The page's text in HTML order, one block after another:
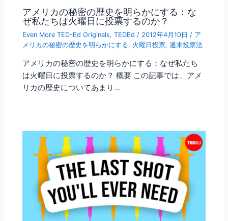
アメリカの秘密の歴史を明らかにする：な
ぜ私たちは火曜日に投票するのか？
Even More TED-Ed Originals,TEDEd / 2012年4月10日 / ア
メリカの秘密の歴史を明らかにする, 火曜日投票,週末投票法
アメリカの秘密の歴史を明らかにする：なぜ私たち
は火曜日に投票するのか？ 概要 この記事では、アメ
リカの歴史についてあまり…